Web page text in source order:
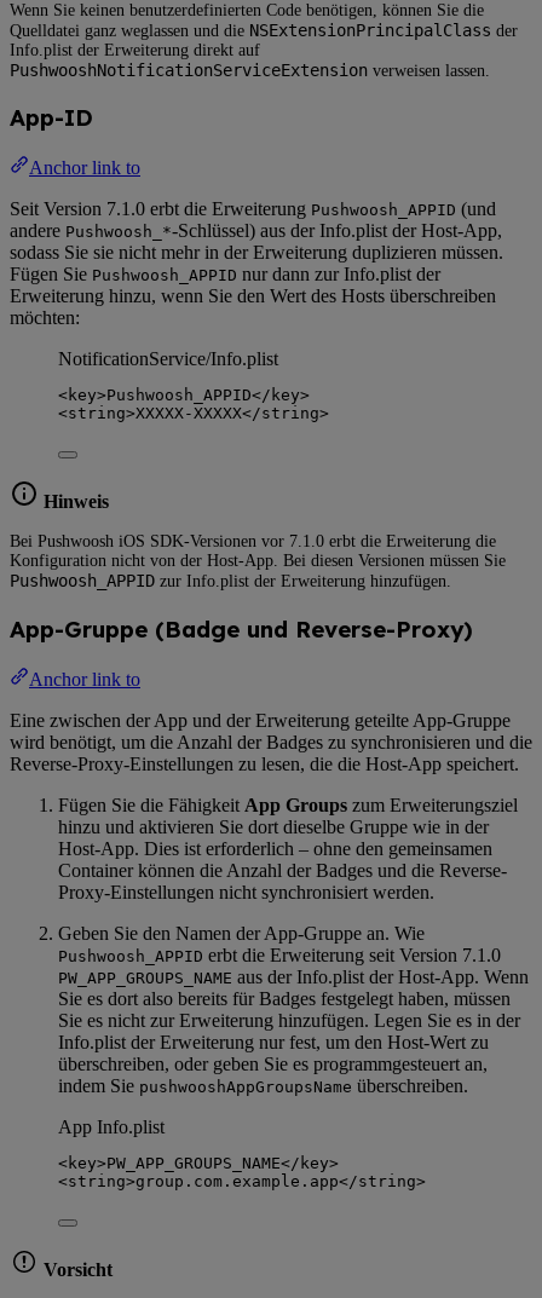
Wenn Sie keinen benutzerdefinierten Code benötigen, können Sie die
Quelldatei ganz weglassen und die NSExtensionPrincipalClass der
Info.plist der Erweiterung direkt auf
PushwooshNotificationServiceExtension verweisen lassen.
App-ID
Anchor link to
Seit Version 7.1.0 erbt die Erweiterung Pushwoosh_APPID (und
andere Pushwoosh_*-Schlüssel) aus der Info.plist der Host-App,
sodass Sie sie nicht mehr in der Erweiterung duplizieren müssen.
Fügen Sie Pushwoosh_APPID nur dann zur Info.plist der
Erweiterung hinzu, wenn Sie den Wert des Hosts überschreiben
möchten:
NotificationService/Info.plist
<key>Pushwoosh_APPID</ key>
<string>XXXXX-XXXXX</string>
Hinweis
Bei Pushwoosh iOS SDK-Versionen vor 7.1.0 erbt die Erweiterung die
Konfiguration nicht von der Host-App. Bei diesen Versionen müssen Sie
Pushwoosh_APPID zur Info.plist der Erweiterung hinzufügen.
App-Gruppe (Badge und Reverse-Proxy)
Anchor link to
Eine zwischen der App und der Erweiterung geteilte App-Gruppe
wird benötigt, um die Anzahl der Badges zu synchronisieren und die
Reverse-Proxy-Einstellungen zu lesen, die die Host-App speichert.
Fügen Sie die Fähigkeit App Groups zum Erweiterungsziel
hinzu und aktivieren Sie dort dieselbe Gruppe wie in der
Host-App. Dies ist erforderlich – ohne den gemeinsamen
Container können die Anzahl der Badges und die Reverse-
Proxy-Einstellungen nicht synchronisiert werden.
Geben Sie den Namen der App-Gruppe an. Wie
Pushwoosh_APPID erbt die Erweiterung seit Version 7.1.0
PW_APP_GROUPS_NAME aus der Info.plist der Host-App. Wenn
Sie es dort also bereits für Badges festgelegt haben, müssen
Sie es nicht zur Erweiterung hinzufügen. Legen Sie es in der
Info.plist der Erweiterung nur fest, um den Host-Wert zu
überschreiben, oder geben Sie es programmgesteuert an,
indem Sie pushwooshAppGroupsName überschreiben.
App Info.plist
<key>PW_APP_GROUPS_NAME</ key>
<string>group.com.example.app</string>
Vorsicht